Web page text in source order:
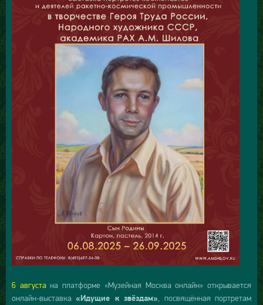
6 августа на платформе «Музейная Москва онлайн» открывается
онлайн-выставка «Идущие к звёздам»
, посвящённая портретам